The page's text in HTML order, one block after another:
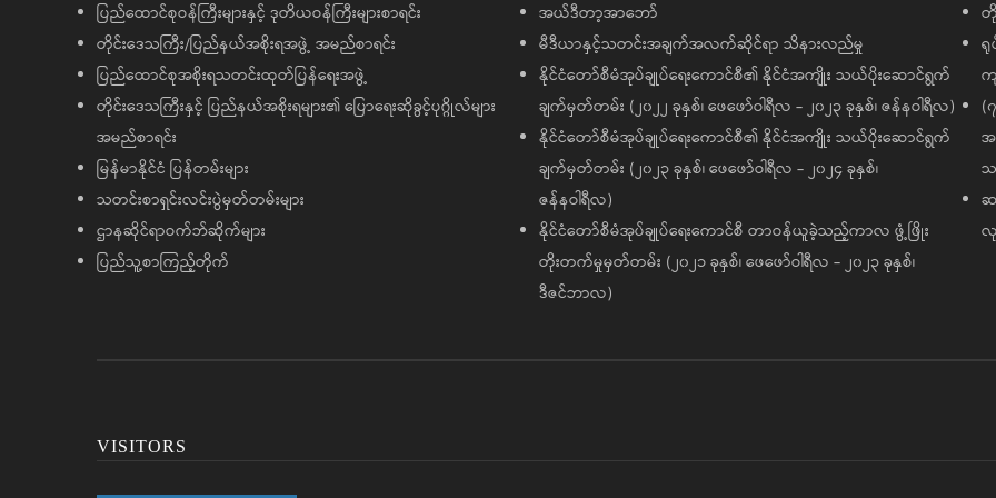
ပြည်ထောင်စုဝန်ကြီးများနှင့် ဒုတိယဝန်ကြီးများစာရင်း
တိုင်းဒေသကြီး/ပြည်နယ်အစိုးရအဖွဲ့ အမည်စာရင်း
ပြည်ထောင်စုအစိုးရသတင်းထုတ်ပြန်ရေးအဖွဲ့
တိုင်းဒေသကြီးနှင့် ပြည်နယ်အစိုးရများ၏ ပြောရေးဆိုခွင့်ပုဂ္ဂိုလ်များ
အမည်စာရင်း
မြန်မာနိုင်ငံ ပြန်တမ်းများ
သတင်းစာရှင်းလင်းပွဲမှတ်တမ်းများ
ဌာနဆိုင်ရာဝက်ဘ်ဆိုက်များ
ပြည်သူ့စာကြည့်တိုက်
အယ်ဒီတာ့အာဘော်
မီဒီယာနှင့်သတင်းအချက်အလက်ဆိုင်ရာ သိနားလည်မှု
နိုင်ငံတော်စီမံအုပ်ချုပ်ရေးကောင်စီ၏ နိုင်ငံအကျိုး သယ်ပိုးဆောင်ရွက်
ချက်မှတ်တမ်း (၂၀၂၂ ခုနှစ်၊ ဖေဖော်ဝါရီလ - ၂၀၂၃ ခုနှစ်၊ ဇန်နဝါရီလ)
နိုင်ငံတော်စီမံအုပ်ချုပ်ရေးကောင်စီ၏ နိုင်ငံအကျိုး သယ်ပိုးဆောင်ရွက်
ချက်မှတ်တမ်း (၂၀၂၃ ခုနှစ်၊ ဖေဖော်ဝါရီလ - ၂၀၂၄ ခုနှစ်၊
ဇန်နဝါရီလ)
နိုင်ငံတော်စီမံအုပ်ချုပ်ရေးကောင်စီ တာဝန်ယူခဲ့သည့်ကာလ ဖွံ့ဖြိုး
တိုးတက်မှုမှတ်တမ်း (၂၀၂၁ ခုနှစ်၊ ဖေဖော်ဝါရီလ - ၂၀၂၃ ခုနှစ်၊
ဒီဇင်ဘာလ)
က
(
အ
သ
VISITORS